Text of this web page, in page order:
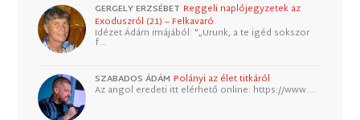
GERGELY ERZSÉBET Reggeli naplójegyzetek az
Exoduszról (21) – Felkavaró
Idézet Ádám imájából: "„Urunk, a te igéd sokszor
f…
SZABADOS ÁDÁM Polányi az élet titkáról
Az angol eredeti itt elérhető online: https://www.…